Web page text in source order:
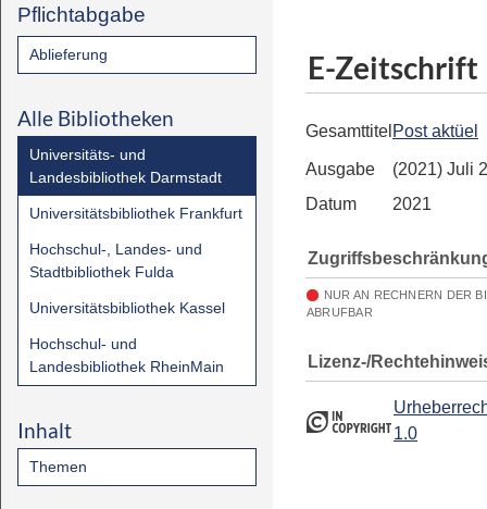
Pflichtabgabe
Ablieferung
Alle Bibliotheken
Universitäts- und
Landesbibliothek Darmstadt
Universitätsbibliothek Frankfurt
Hochschul-, Landes- und
Stadtbibliothek Fulda
Universitätsbibliothek Kassel
Hochschul- und
Landesbibliothek RheinMain
Inhalt
Themen
E-Zeitschrift
Gesamttitel Post aktüel
Ausgabe
(2021) Juli
Datum
2021
NUR AN RECHNERN DER
ABRUFBAR
Lizenz-/
1.0